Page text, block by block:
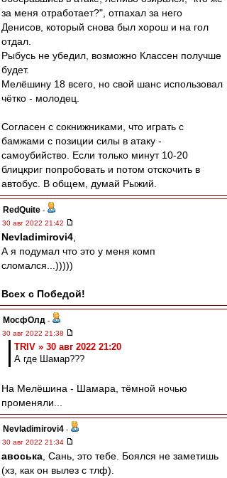
за меня отработает?", отпахал за него
Денисов, который снова был хорош и на гол
отдал.
Рыбусь не убедил, возможно Классен получше
будет.
Мелёшину 18 всего, но свой шанс использовал
чётко - молодец.
Согласен с сокнижниками, что играть с
бамжами с позиции силы в атаку -
самоубийство. Если только минут 10-20
блицкриг попробовать и потом отскочить в
автобус. В общем, думай Рыжий.
RedQuite -
30 авг 2022 21:42
Nevladimirovi4
А я подумал что это у меня комп
сломался...)))))
Всех с Победой!
МосфОлд -
30 авг 2022 21:38
TRIV » 30 авг 2022 21:20
А где Шамар???
На Мелёшина - Шамара, тёмной ночью
променяли...
Nevladimirovi4 -
30 авг 2022 21:34
авоська , Сань, это тебе. Боялся не заметишь
(хз, как он вылез с тлф).